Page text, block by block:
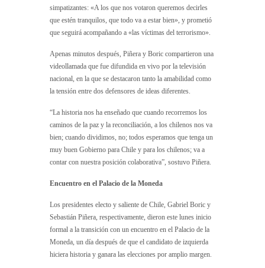
simpatizantes: «A los que nos votaron queremos decirles
que estén tranquilos, que todo va a estar bien», y prometió
que seguirá acompañando a «las víctimas del terrorismo».
Apenas minutos después, Piñera y Boric compartieron una
videollamada que fue difundida en vivo por la televisión
nacional, en la que se destacaron tanto la amabilidad como
la tensión entre dos defensores de ideas diferentes.
“La historia nos ha enseñado que cuando recorremos los
caminos de la paz y la reconciliación, a los chilenos nos va
bien; cuando dividimos, no; todos esperamos que tenga un
muy buen Gobierno para Chile y para los chilenos; va a
contar con nuestra posición colaborativa”, sostuvo Piñera.
Encuentro en el Palacio de la Moneda
Los presidentes electo y saliente de Chile, Gabriel Boric y
Sebastián Piñera, respectivamente, dieron este lunes inicio
formal a la transición con un encuentro en el Palacio de la
Moneda, un día después de que el candidato de izquierda
hiciera historia y ganara las elecciones por amplio margen.